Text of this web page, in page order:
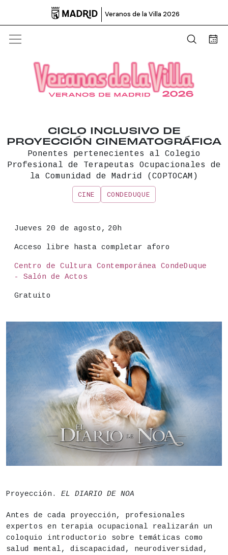
 Veranos de la Villa 2026
Abrir
CICLO INCLUSIVO DE
PROYECCIÓN CINEMATOGRÁFICA
Ponentes pertenecientes al Colegio
Profesional de Terapeutas Ocupacionales de
la Comunidad de Madrid (COPTOCAM)
CINE
CONDEDUQUE
Información principal del
Fecha
Jueves 20 de agosto, 20h
Acceso libre hasta completar aforo
Lugar
Centro de Cultura Contemporánea CondeDuque
- Salón de Actos
Precio
Gratuito
Centro de Cultura Contemporánea CondeDuque -
Precio
Gratuito
Proyección. EL DIARIO DE NOA
Antes de cada proyección, profesionales
expertos en terapia ocupacional realizarán un
coloquio introductorio sobre temáticas como
salud mental, discapacidad, neurodiversidad,